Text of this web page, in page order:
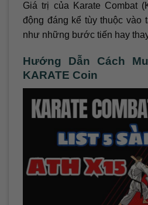
Giá trị của Karate Combat
động đáng kể tùy thuộc vào
như những bước tiến hay
Hướng Dẫn Cách
KARATE Coin